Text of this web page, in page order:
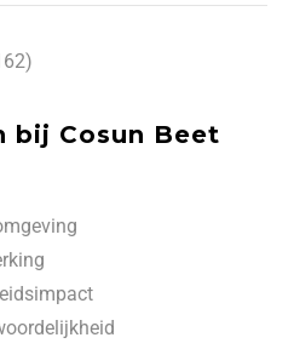
bij Cosun Beet